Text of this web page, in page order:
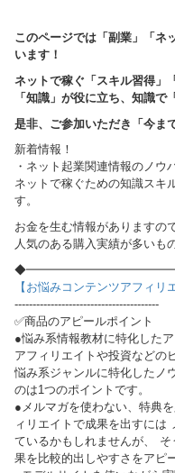
このページでは「副業」「ネ
います！
ネットで稼ぐ「スキル習得」
「知識」が役に立ち、知識
是非、ご参加いただき「今ま
新着情報！
・ネット起業関連情報のノウ
ネットで稼ぐための知識スキ
す。
お金を生む情報がありますの
人気のある購入実績が多いも
【お悩みコンテンツアフィリ
----------------------------------------
✅商品のアピールポイント
●悩み系情報教材に特化した
アフィリエイトや投資などの
悩み系ジャンルに特化したノ
のは1つのポイントです。
●メルマガを使わない、特典
ィリエイトで成果を出すには
ているかもしれませんが、
果を比較的出しやすさをアピ